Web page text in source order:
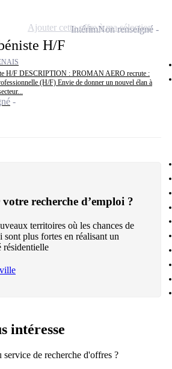
H/F
H/F DESCRIPTION : PROMAN AERO recrute :
(H/F) Envie de donner un nouvel élan à
IntérimNon renseigné
Ajouter cette offre à ma sélection
recherche d’emploi ?
territoires où les chances de
plus fortes en réalisant un
résidentielle
intéresse
service de recherche d'offres ?